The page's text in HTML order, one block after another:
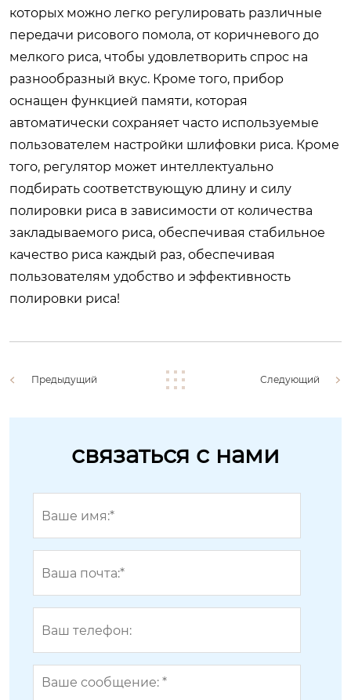
которых можно легко регулировать различные
передачи рисового помола, от коричневого до
мелкого риса, чтобы удовлетворить спрос на
разнообразный вкус. Кроме того, прибор
оснащен функцией памяти, которая
автоматически сохраняет часто используемые
пользователем настройки шлифовки риса. Кроме
того, регулятор может интеллектуально
подбирать соответствующую длину и силу
полировки риса в зависимости от количества
закладываемого риса, обеспечивая стабильное
качество риса каждый раз, обеспечивая
пользователям удобство и эффективность
полировки риса!
Предыдущий Следующий
связаться с нами